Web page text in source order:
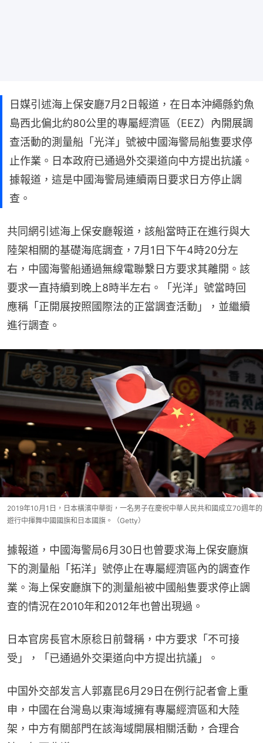
日媒引述海上保安廳7月2日報道，在日本沖繩縣釣魚
島西北偏北約80公里的專屬經濟區（EEZ）內開展調
查活動的測量船「光洋」號被中國海警局船隻要求停
止作業。日本政府已通過外交渠道向中方提出抗議。
據報道，這是中國海警局連續兩日要求日方停止調
查。
共同網引述海上保安廳報道，該船當時正在進行與大
陸架相關的基礎海底調查，7月1日下午4時20分左
右，中國海警船通過無線電聯繫日方要求其離開。該
要求一直持續到晚上8時半左右。「光洋」號當時回
應稱「正開展按照國際法的正當調查活動」，並繼續
進行調查。
2019年10月1日，日本橫濱中華街，一名男子在慶祝中華人民共和國成立70週年的
遊行中揮舞中國國旗和日本國旗。（Getty）
據報道，中國海警局6月30日也曾要求海上保安廳旗
下的測量船「拓洋」號停止在專屬經濟區內的調查作
業。海上保安廳旗下的測量船被中國船隻要求停止調
查的情況在2010年和2012年也曾出現過。
日本官房長官木原稔日前聲稱，中方要求「不可接
受」，「已通過外交渠道向中方提出抗議」。
中国外交部发言人郭嘉昆6月29日在例行記者會上重
申，中國在台灣島以東海域擁有專屬經濟區和大陸
架，中方有關部門在該海域開展相關活動，合理合